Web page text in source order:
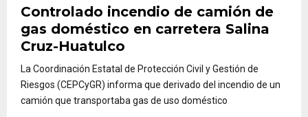
Controlado incendio de camión de
gas doméstico en carretera Salina
Cruz-Huatulco
La Coordinación Estatal de Protección Civil y Gestión de
Riesgos (CEPCyGR) informa que derivado del incendio de un
camión que transportaba gas de uso doméstico